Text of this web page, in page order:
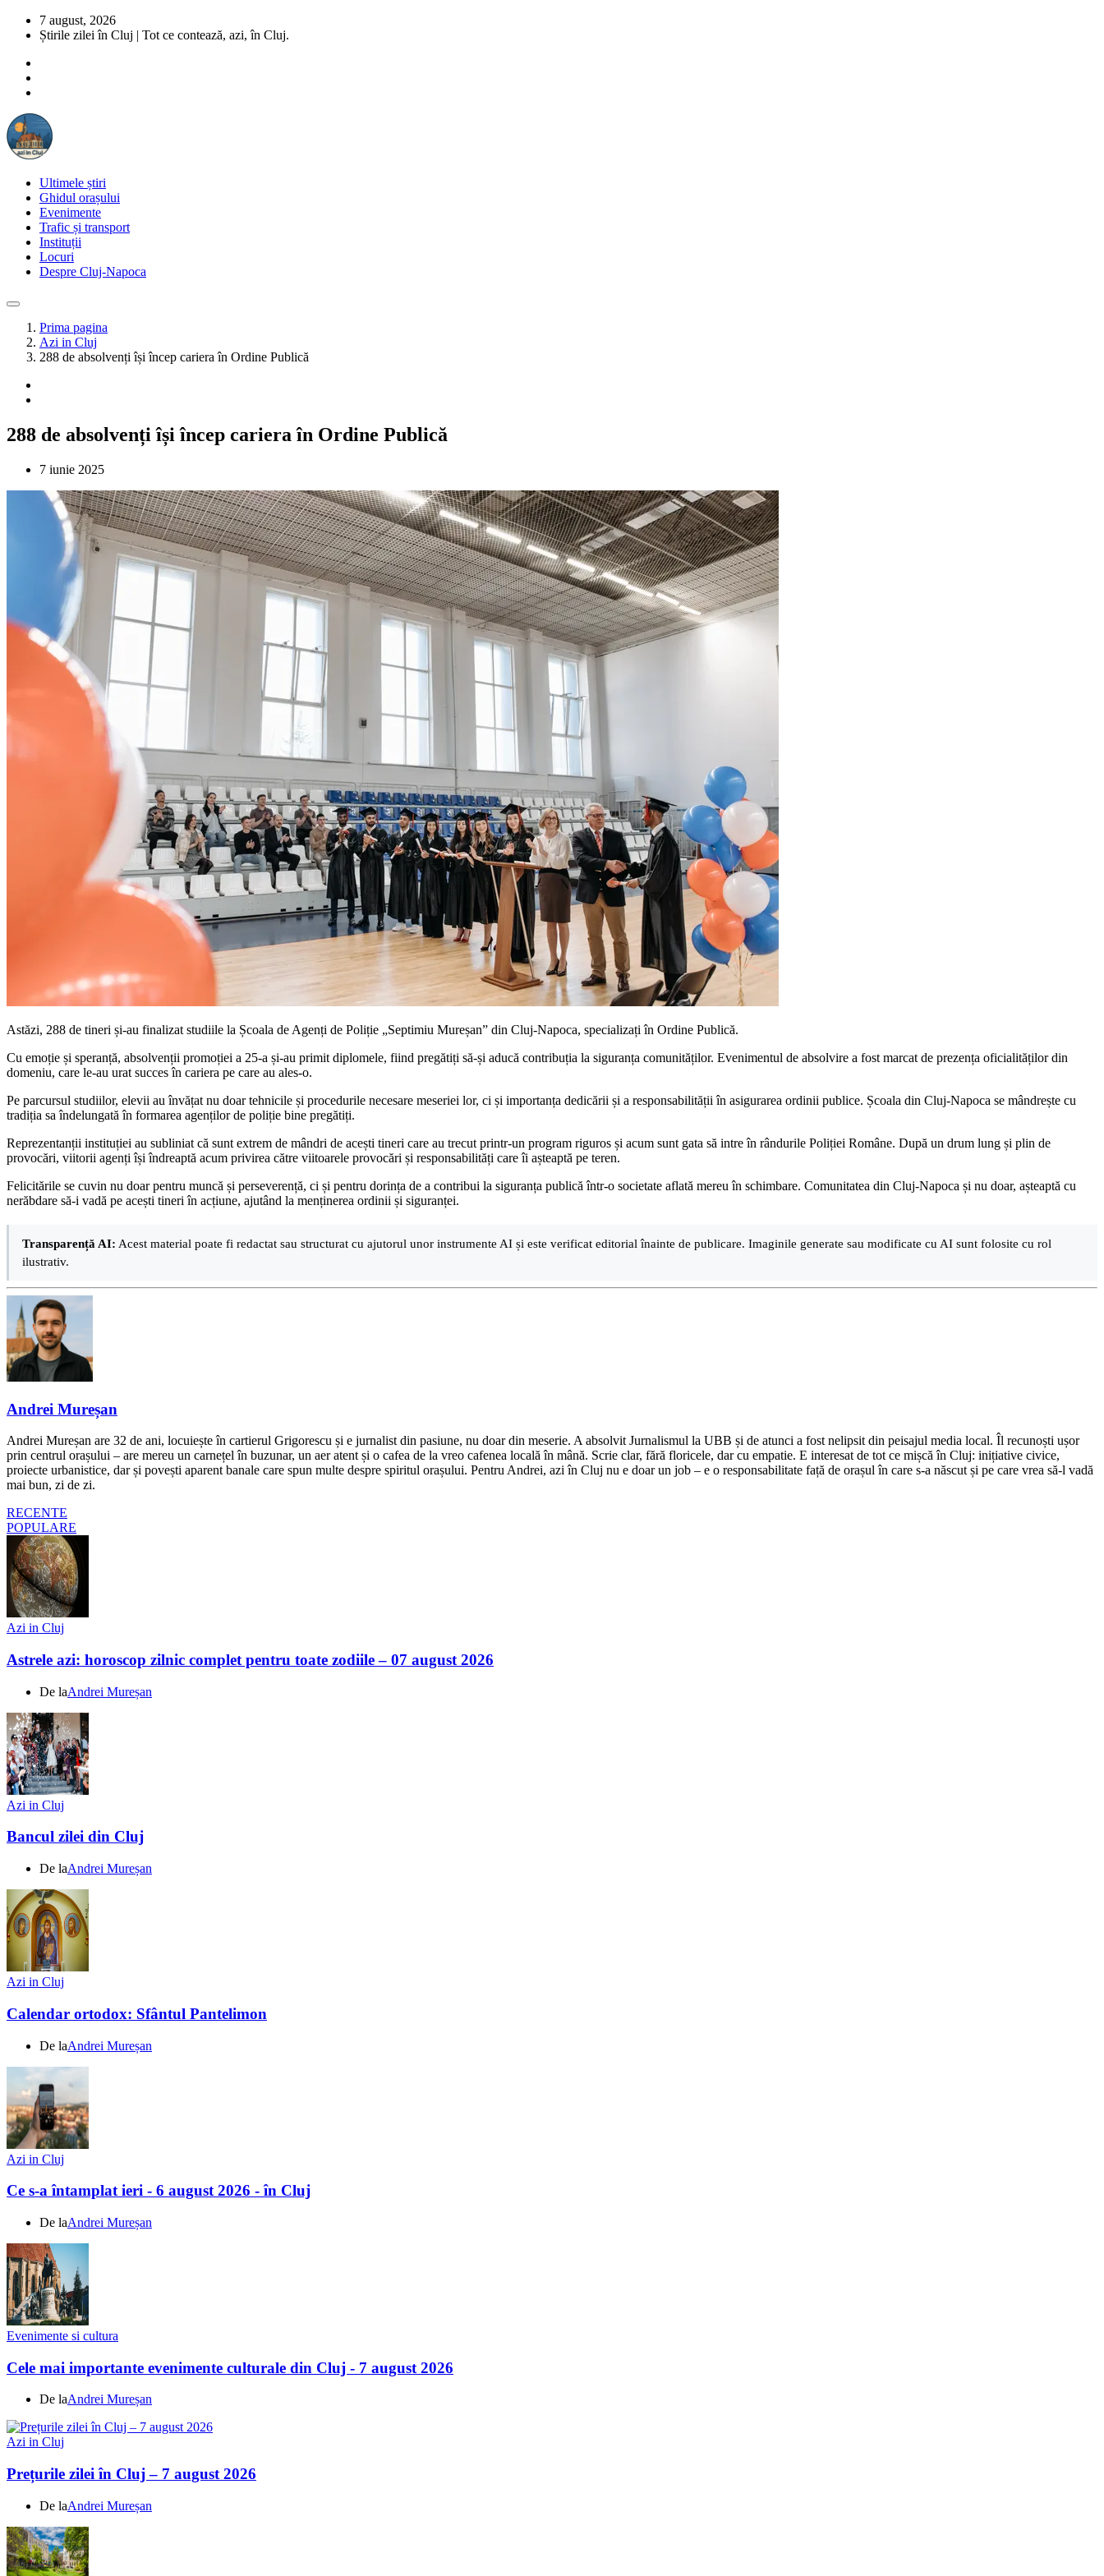
7 august, 2026
Știrile zilei în Cluj | Tot ce contează, azi, în Cluj.
Ultimele știri
Ghidul orașului
Evenimente
Trafic și transport
Instituții
Locuri
Despre Cluj-Napoca
Prima pagina
Azi in Cluj
288 de absolvenți își încep cariera în Ordine Publică
288 de absolvenți își încep cariera în Ordine Publică
7 iunie 2025
Astăzi, 288 de tineri și-au finalizat studiile la Școala de Agenți de Poliție „Septimiu Mureșan” din Cluj-Napoca, specializați în Ordine Publică.
Cu emoție și speranță, absolvenții promoției a 25-a și-au primit diplomele, fiind pregătiți să-și aducă contribuția la siguranța comunităților. Evenimentul de absolvire a fost marcat de prezența oficialităților din
domeniu, care le-au urat succes în cariera pe care au ales-o.
Pe parcursul studiilor, elevii au învățat nu doar tehnicile și procedurile necesare meseriei lor, ci și importanța dedicării și a responsabilității în asigurarea ordinii publice. Școala din Cluj-Napoca se mândrește cu
tradiția sa îndelungată în formarea agenților de poliție bine pregătiți.
Reprezentanții instituției au subliniat că sunt extrem de mândri de acești tineri care au trecut printr-un program riguros și acum sunt gata să intre în rândurile Poliției Române. După un drum lung și plin de
provocări, viitorii agenți își îndreaptă acum privirea către viitoarele provocări și responsabilități care îi așteaptă pe teren.
Felicitările se cuvin nu doar pentru muncă și perseverență, ci și pentru dorința de a contribui la siguranța publică într-o societate aflată mereu în schimbare. Comunitatea din Cluj-Napoca și nu doar, așteaptă cu
nerăbdare să-i vadă pe acești tineri în acțiune, ajutând la menținerea ordinii și siguranței.
Transparență AI: Acest material poate fi redactat sau structurat cu ajutorul unor instrumente AI și este verificat editorial înainte de publicare. Imaginile generate sau modificate cu AI sunt folosite cu rol
ilustrativ.
Andrei Mureșan
Andrei Mureșan are 32 de ani, locuiește în cartierul Grigorescu și e jurnalist din pasiune, nu doar din meserie. A absolvit Jurnalismul la UBB și de atunci a fost nelipsit din peisajul media local. Îl recunoști ușor
prin centrul orașului – are mereu un carnețel în buzunar, un aer atent și o cafea de la vreo cafenea locală în mână. Scrie clar, fără floricele, dar cu empatie. E interesat de tot ce mișcă în Cluj: inițiative civice,
proiecte urbanistice, dar și povești aparent banale care spun multe despre spiritul orașului. Pentru Andrei, azi în Cluj nu e doar un job – e o responsabilitate față de orașul în care s-a născut și pe care vrea să-l vadă
mai bun, zi de zi.
RECENTE
POPULARE
Azi in Cluj
Astrele azi: horoscop zilnic complet pentru toate zodiile – 07 august 2026
De laAndrei Mureșan
Azi in Cluj
Bancul zilei din Cluj
De laAndrei Mureșan
Azi in Cluj
Calendar ortodox: Sfântul Pantelimon
De laAndrei Mureșan
Azi in Cluj
Ce s-a întamplat ieri - 6 august 2026 - în Cluj
De laAndrei Mureșan
Evenimente si cultura
Cele mai importante evenimente culturale din Cluj - 7 august 2026
De laAndrei Mureșan
Azi in Cluj
Prețurile zilei în Cluj – 7 august 2026
De laAndrei Mureșan